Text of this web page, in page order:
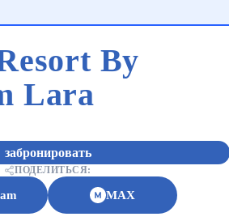
By
Lara
забронировать
ПОДЕЛИТЬСЯ:
MAX